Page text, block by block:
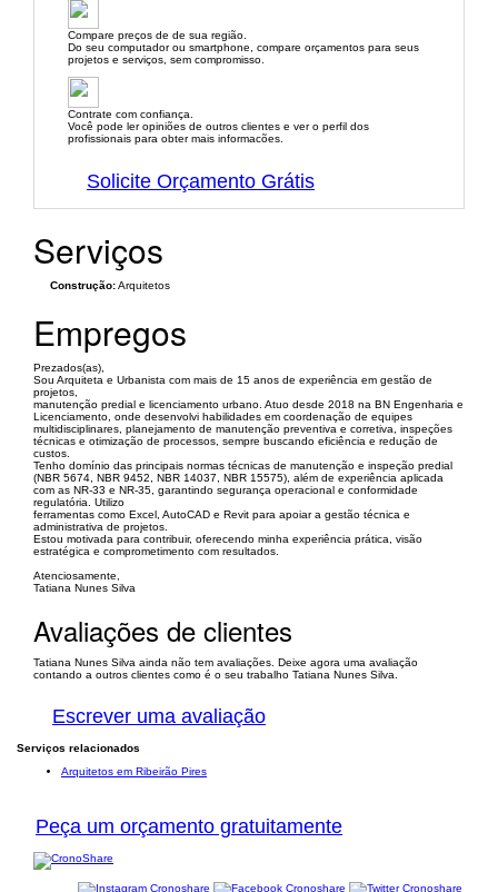
Compare preços de de sua região.
Do seu computador ou smartphone, compare orçamentos para seus
projetos e serviços, sem compromisso.
Contrate com confiança.
Você pode ler opiniões de outros clientes e ver o perfil dos
profissionais para obter mais informacões.
Solicite Orçamento Grátis
Serviços
Construção:Arquitetos
Empregos
Prezados(as),
Sou Arquiteta e Urbanista com mais de 15 anos de experiência em gestão de
projetos,
manutenção predial e licenciamento urbano. Atuo desde 2018 na BN Engenharia e
Licenciamento, onde desenvolvi habilidades em coordenação de equipes
multidisciplinares, planejamento de manutenção preventiva e corretiva, inspeções
técnicas e otimização de processos, sempre buscando eficiência e redução de
custos.
Tenho domínio das principais normas técnicas de manutenção e inspeção predial
(NBR 5674, NBR 9452, NBR 14037, NBR 15575), além de experiência aplicada
com as NR-33 e NR-35, garantindo segurança operacional e conformidade
regulatória. Utilizo
ferramentas como Excel, AutoCAD e Revit para apoiar a gestão técnica e
administrativa de projetos.
Estou motivada para contribuir, oferecendo minha experiência prática, visão
estratégica e comprometimento com resultados.
Atenciosamente,
Tatiana Nunes Silva
Avaliações de clientes
Tatiana Nunes Silva ainda não tem avaliações. Deixe agora uma avaliação
contando a outros clientes como é o seu trabalho Tatiana Nunes Silva.
Escrever uma avaliação
Serviços relacionados
Arquitetos em Ribeirão Pires
Peça um orçamento gratuitamente